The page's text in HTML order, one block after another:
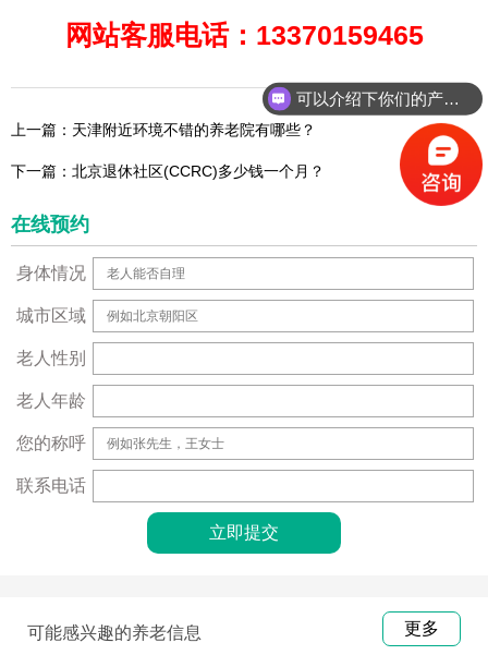
网站客服电话：13370159465
上一篇：天津附近环境不错的养老院有哪些？
下一篇：北京退休社区(CCRC)多少钱一个月？
在线预约
身体情况
城市区域
老人性别
老人年龄
您的称呼
联系电话
可能感兴趣的养老信息 更多
可以介绍下你们的产品么？